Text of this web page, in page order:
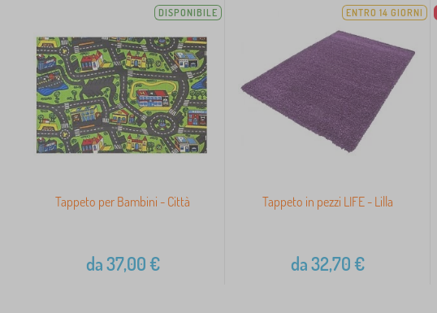
DISPONIBILE
Tappeto per Bambini - Città
da37,00€
ENTRO 14 GIORNI
Tappeto in pezzi LIFE - Lilla
da32,70€